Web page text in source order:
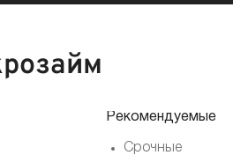
Рекомендуемые
Срочные